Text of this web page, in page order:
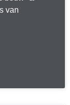
van